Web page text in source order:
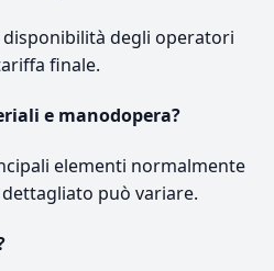
disponibilità degli operatori
finale.
e manodopera?
elementi normalmente
può variare.